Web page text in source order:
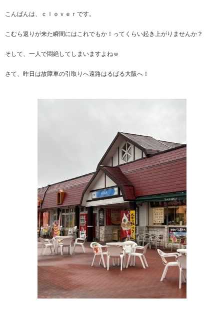
こんばんは、ｃｌｏｖｅｒです。
こむら返りが来た瞬間にはこれでもか！ってくらい起き上がりませんか？
そして、一人で悶絶してしまいますよねｗ
さて、昨日は故障車の引取りへ遠路はるばる大阪へ！